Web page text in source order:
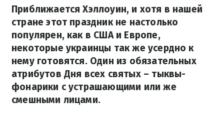
Приближается Хэллоуин, и хотя в нашей
стране этот праздник не настолько
популярен, как в США и Европе,
некоторые украинцы так же усердно к
нему готовятся. Один из обязательных
атрибутов Дня всех святых – тыквы-
фонарики с устрашающими или же
смешными лицами.